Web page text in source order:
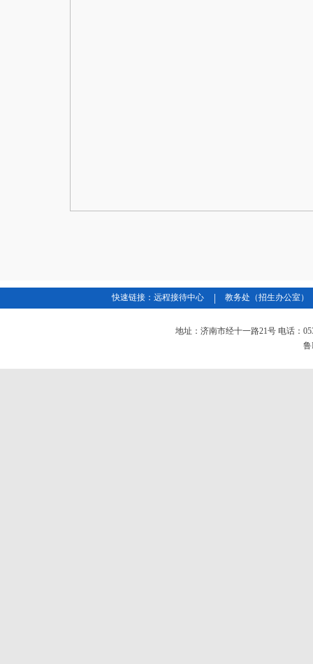
快速链接： 远程接待中心 | 教务处（招生办公室）
地址：济南市经十一路21号 电话：
鲁